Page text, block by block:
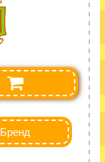
Бренд